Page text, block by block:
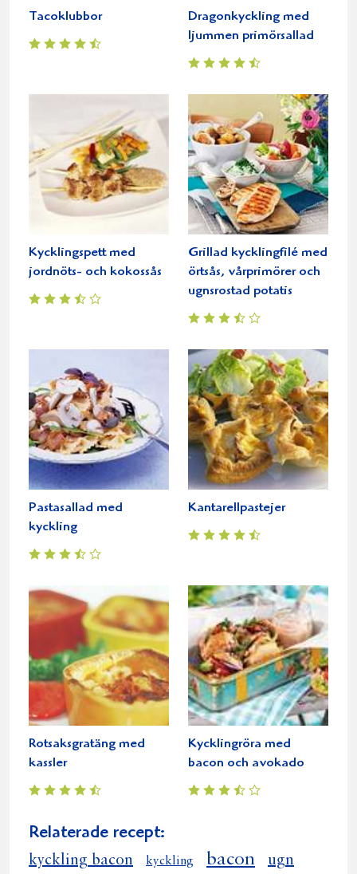
Tacoklubbor
Dragonkyckling med
ljummen primörsallad
Kycklingspett med
jordnöts- och kokossås
Grillad kycklingfilé med
örtsås, vårprimörer och
ugnsrostad potatis
Pastasallad med
kyckling
Kantarellpastejer
Rotsaksgratäng med
kassler
Kycklingröra med
bacon och avokado
Relaterade recept:
kyckling bacon kyckling bacon ugn